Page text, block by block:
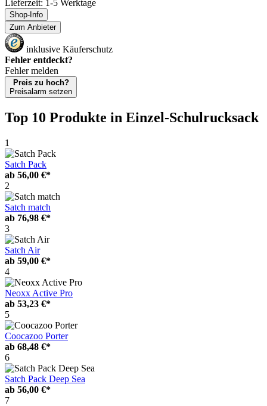
Lieferzeit: 1-5 Werktage
Shop-Info
Zum Anbieter
inklusive Käuferschutz
Fehler entdeckt?
Fehler melden
Preis zu hoch?
Preisalarm setzen
Top 10 Produkte in Einzel-Schulrucksack
1
Satch Pack
ab 56,00 €*
2
Satch match
ab 76,98 €*
3
Satch Air
ab 59,00 €*
4
Neoxx Active Pro
ab 53,23 €*
5
Coocazoo Porter
ab 68,48 €*
6
Satch Pack Deep Sea
ab 56,00 €*
7